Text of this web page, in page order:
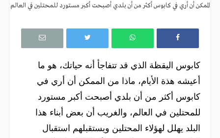
الممكن أن أري في كابوس أكثر من أن بلدي أصبحت أكبر مستورد للمحتلين في العالم
كابوس اليقظة الذي قد تتفاجأ أنه حياتك، هو ما
أعيشه هذة الأيام، ماذا من الممكن أن أري في
كابوس أكثر من أن بلدي أصبحت أكبر مستورد
للمحتلين في العالم، والغريب أن بعض أبناء هذا
البلد يهلل لهؤلاء المحتلين ويستقبلهم استقبال